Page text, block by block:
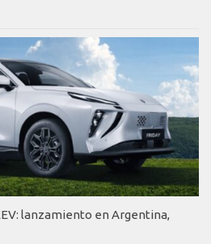
lanzamiento en Argentina,